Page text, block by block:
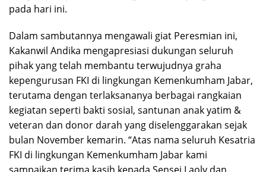
pada hari ini.
Dalam sambutannya mengawali giat Peresmian ini,
Kakanwil Andika mengapresiasi dukungan seluruh
pihak yang telah membantu terwujudnya graha
kepengurusan FKI di lingkungan Kemenkumham Jabar,
terutama dengan terlaksananya berbagai rangkaian
kegiatan seperti bakti sosial, santunan anak yatim &
veteran dan donor darah yang diselenggarakan sejak
bulan November kemarin. “Atas nama seluruh Kesatria
FKI di lingkungan Kemenkumham Jabar kami